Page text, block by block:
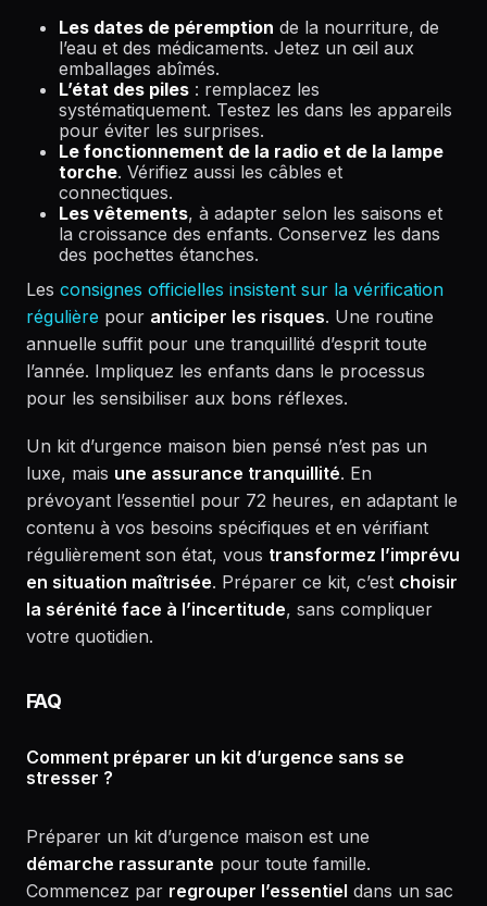
Les dates de péremption de la nourriture, de
l’eau et des médicaments. Jetez un œil aux
emballages abîmés.
L’état des piles : remplacez les
systématiquement. Testez les dans les appareils
pour éviter les surprises.
Le fonctionnement de la radio et de la lampe
torche. Vérifiez aussi les câbles et
connectiques.
Les vêtements, à adapter selon les saisons et
la croissance des enfants. Conservez les dans
des pochettes étanches.
Les consignes officielles insistent sur la vérification
régulière pour anticiper les risques. Une routine
annuelle suffit pour une tranquillité d’esprit toute
l’année. Impliquez les enfants dans le processus
pour les sensibiliser aux bons réflexes.
Un kit d’urgence maison bien pensé n’est pas un
luxe, mais une assurance tranquillité. En
prévoyant l’essentiel pour 72 heures, en adaptant le
contenu à vos besoins spécifiques et en vérifiant
régulièrement son état, vous transformez l’imprévu
en situation maîtrisée. Préparer ce kit, c’est choisir
la sérénité face à l’incertitude, sans compliquer
votre quotidien.
FAQ
Comment préparer un kit d’urgence sans se
stresser ?
Préparer un kit d’urgence maison est une
démarche rassurante pour toute famille.
Commencez par regrouper l’essentiel dans un sac